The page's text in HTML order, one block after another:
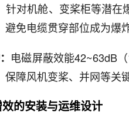
针对机舱、变桨柜等潜在
免电缆贯穿部位成为爆
电磁屏蔽效能42~63dB
障风机变桨、并网等关
的安装与运维设计